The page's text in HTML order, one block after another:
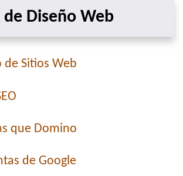
de Diseño Web
de Sitios Web
que Domino
de Google